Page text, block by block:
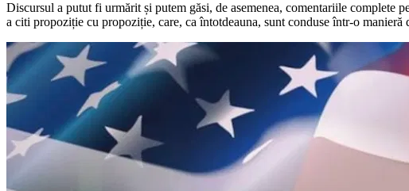
Discursul a putut fi urmărit și putem găsi, de asemenea, comentariile
a citi propoziție cu propoziție, care, ca întotdeauna, sunt conduse într-o manieră